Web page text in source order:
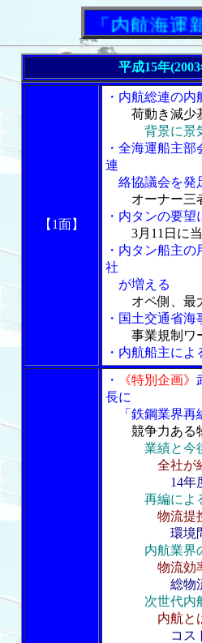
「内航海運新聞
平成15年
【1面】
・内航総連の
荷動き減少
背景に景
・全海運船主
連
絡協議会を発
オーナー三
・内タンの要
3月11日に
・内タン船主
社
が増える
オペ側、最
・国土交通省
事業規制ワ
・内航船主に
・ 《特別企画》
長に
「鉄鋼業界再
競争力ある
業績と今
全社が
14年
再編によ
物流提
環境
内航業界
物流効
総物
次世代内
内航と
コス